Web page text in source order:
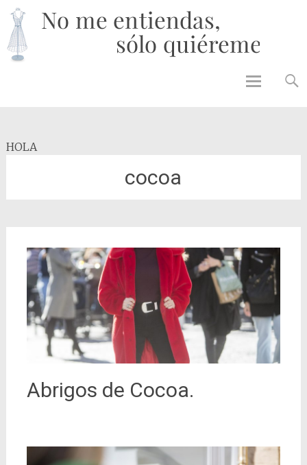
HOLA
cocoa
Abrigos de Cocoa.